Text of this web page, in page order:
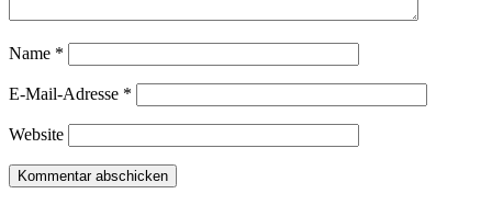
Name *
E-Mail-Adresse *
Website